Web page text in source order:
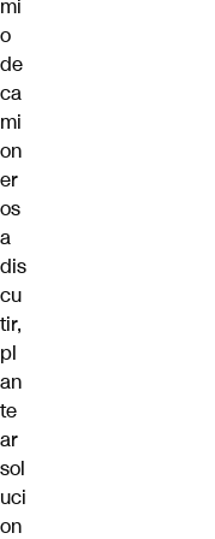
mi
o
de
ca
mi
on
er
os
a
dis
cu
tir,
pl
an
te
ar
sol
uci
on